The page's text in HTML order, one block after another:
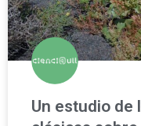
Un estudio de